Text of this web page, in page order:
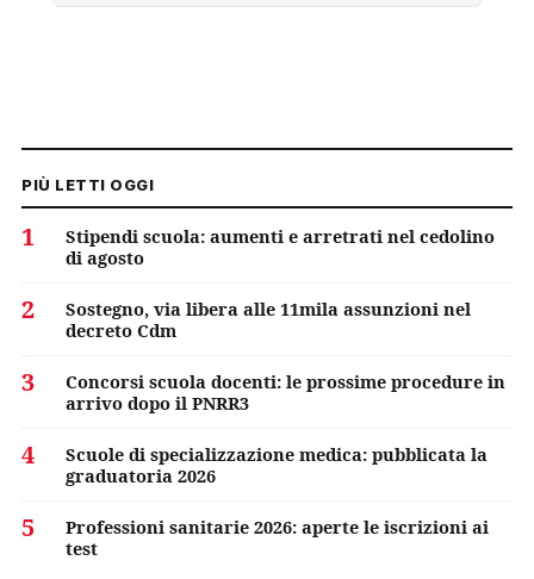
PIÙ LETTI OGGI
1
Stipendi scuola: aumenti e arretrati nel cedolino
di agosto
2
Sostegno, via libera alle 11mila assunzioni nel
decreto Cdm
3
Concorsi scuola docenti: le prossime procedure in
arrivo dopo il PNRR3
4
Scuole di specializzazione medica: pubblicata la
graduatoria 2026
5
Professioni sanitarie 2026: aperte le iscrizioni ai
test